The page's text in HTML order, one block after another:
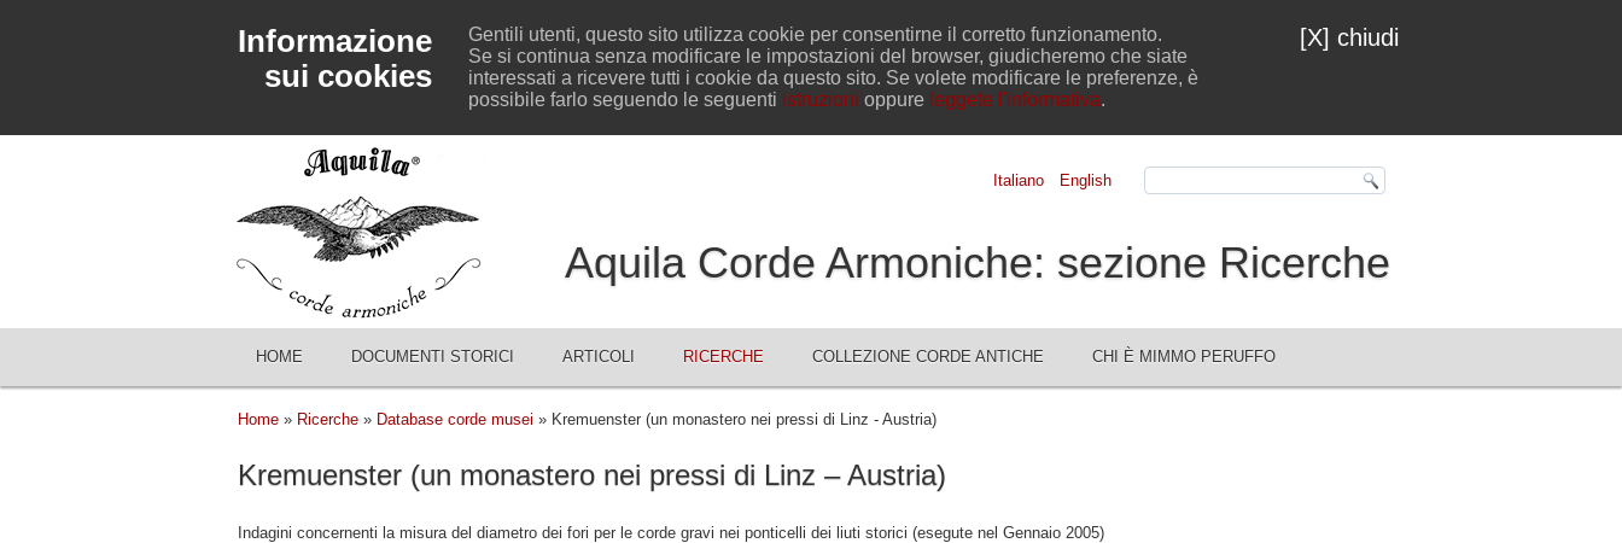
Informazione
sui cookies
Gentili utenti, questo sito utilizza cookie per consentirne il corretto funzionamento.
Se si continua senza modificare le impostazioni del browser, giudicheremo che siate
interessati a ricevere tutti i cookie da questo sito. Se volete modificare le preferenze, è
possibile farlo seguendo le seguenti istruzioni oppure leggete l'informativa.
[X] chiudi
Aquila Corde Armoniche: sezione Ricerche
Italiano English
HOME DOCUMENTI STORICI ARTICOLI RICERCHE COLLEZIONE CORDE ANTICHE CHI È MIMMO PERUFFO
Home » Ricerche » Database corde musei » Kremuenster (un monastero nei pressi di Linz - Austria)
Kremuenster (un monastero nei pressi di Linz – Austria)
Indagini concernenti la misura del diametro dei fori per le corde gravi nei ponticelli dei liuti storici (esegute nel Gennaio 2005)